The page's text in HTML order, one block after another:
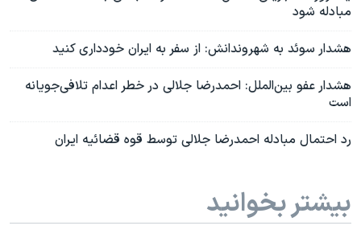
مبادله شود
هشدار سوئد به شهروندانش: از سفر به ایران خودداری کنید
هشدار عفو بین‌الملل: احمدرضا جلالی در خطر اعدام تلافی‌جویانه
است
رد احتمال مبادله احمدرضا جلالی توسط قوه قضائیه ایران
بیشتر بخوانید